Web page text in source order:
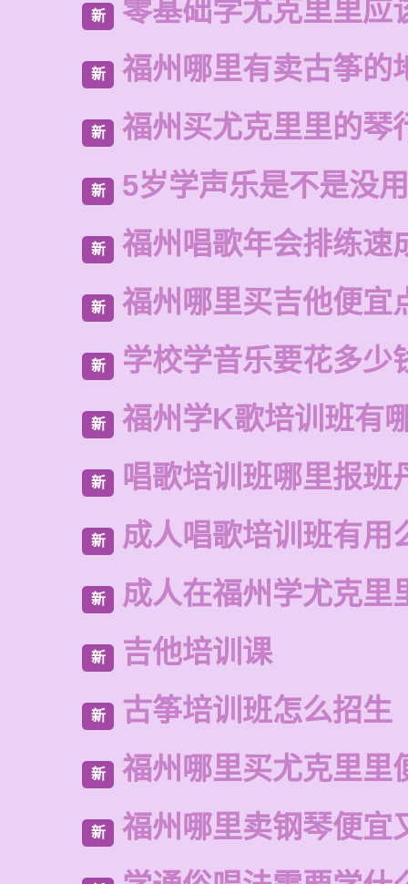
新 零基础学尤克里里应
新 福州哪里有卖古筝的
新 福州买尤克里里的琴
新 5岁学声乐是不是没用
新 福州唱歌年会排练速
新 福州哪里买吉他便宜
新 学校学音乐要花多少
新 福州学K歌培训班有
新 唱歌培训班哪里报班
新 成人唱歌培训班有用
新 成人在福州学尤克里
新 吉他培训课
新 古筝培训班怎么招生
新 福州哪里买尤克里里
新 福州哪里卖钢琴便宜